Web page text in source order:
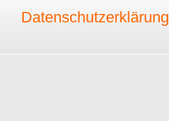
Datenschutzerklärung